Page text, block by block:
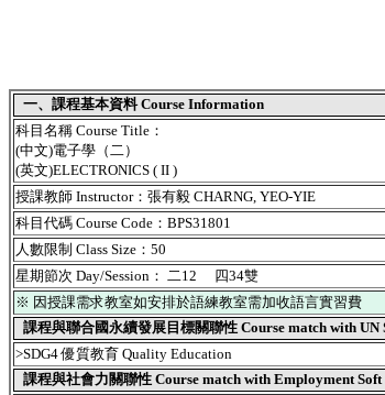
一、課程基本資料 Course Information
科目名稱 Course Title：
(中文)電子學（二）
(英文)ELECTRONICS ( II )
授課教師 Instructor：張有毅 CHARNG, YEO-YIE
科目代碼 Course Code：BPS31801
人數限制 Class Size：50
星期節次 Day/Session： 二12 四34雙
※ 因授課需求教室如安排於語練教室需加收語言實習費
課程與聯合國永續發展目標關聯性 Course match with UN
>SDG4 優質教育 Quality Education
課程與社會力關聯性 Course match with Employment Soft